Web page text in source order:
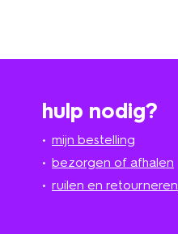
hulp nodig?
mijn bestelling
bezorgen of afhalen
ruilen en retourneren